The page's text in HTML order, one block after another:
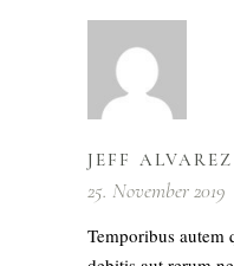
JEFF ALVAREZ
25. November 2019
Temporibus autem